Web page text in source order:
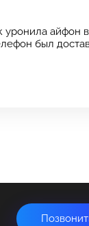
уронила айфон
был